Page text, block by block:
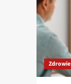
Zdrowie